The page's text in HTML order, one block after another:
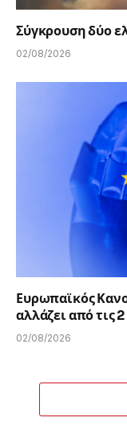
Σύγκρουση δύο
02/08/2026
Ευρωπαϊκός
αλλάζει από τις
02/08/2026